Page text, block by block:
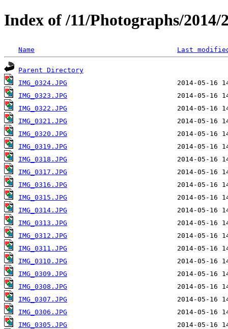
Index of /11/Photographs/
Name Last
Parent Directory
IMG_0324.JPG
IMG_0323.JPG
IMG_0322.JPG
IMG_0321.JPG
IMG_0320.JPG
IMG_0319.JPG
IMG_0318.JPG
IMG_0317.JPG
IMG_0316.JPG
IMG_0315.JPG
IMG_0314.JPG
IMG_0313.JPG
IMG_0312.JPG
IMG_0311.JPG
IMG_0310.JPG
IMG_0309.JPG
IMG_0308.JPG
IMG_0307.JPG
IMG_0306.JPG
IMG_0305.JPG